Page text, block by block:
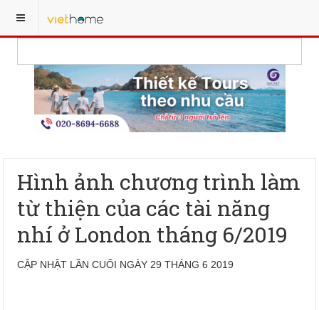
Hình ảnh chương trình làm
từ thiện của các tài năng
nhí ở London tháng 6/2019
CẬP NHẬT LẦN CUỐI NGÀY 29 THÁNG 6 2019